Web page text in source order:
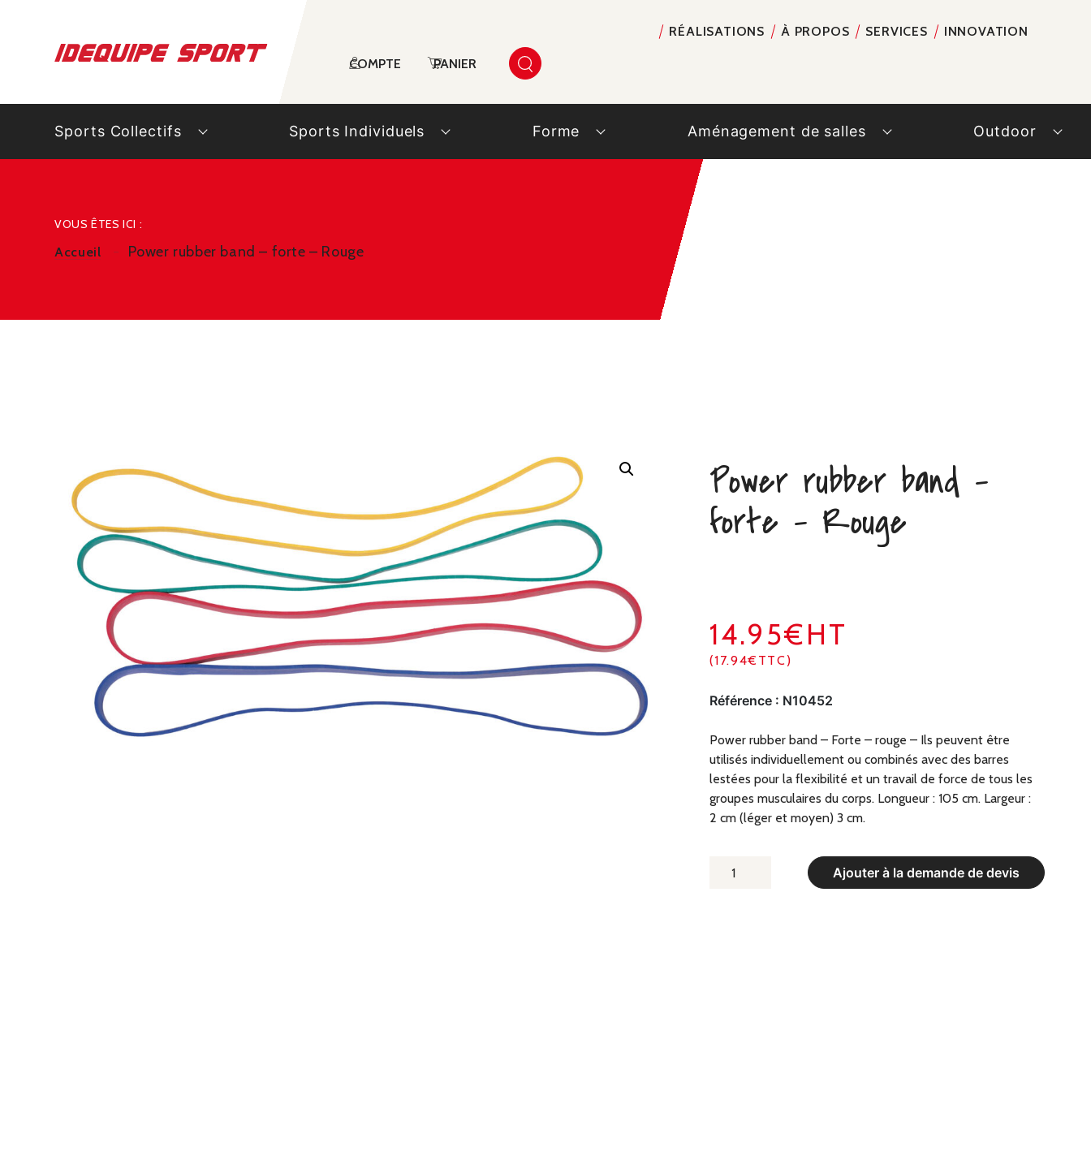
RÉALISATIONS À PROPOS SERVICES INNOVATION
COMPTE PANIER
Sports Collectifs Sports Individuels Forme Aménagement de salles Outdoor
VOUS ÊTES ICI :
Accueil Power rubber band – forte – Rouge
Power rubber band –
forte – Rouge
14.95€HT
(17.94€TTC)
Référence : N10452
Power rubber band – Forte – rouge – Ils peuvent être
utilisés individuellement ou combinés avec des barres
lestées pour la flexibilité et un travail de force de tous les
groupes musculaires du corps. Longueur : 105 cm. Largeur :
2 cm (léger et moyen) 3 cm.
Ajouter à la demande de devis
QUANTITÉ